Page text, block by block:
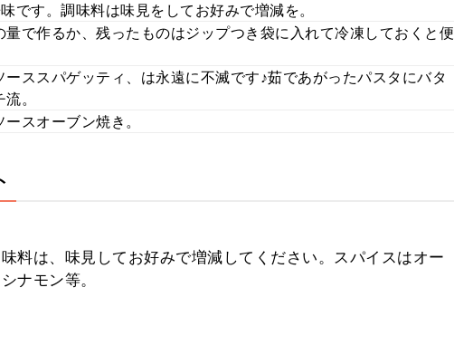
です。調味料は味見をしてお好みで増減を。
で作るか、残ったものはジップつき袋に入れて冷凍しておくと便
ススパゲッティ、は永遠に不滅です♪茹であがったパスタにバタ
。
スオーブン焼き。
料は、味見してお好みで増減してください。スパイスはオー
ナモン等。